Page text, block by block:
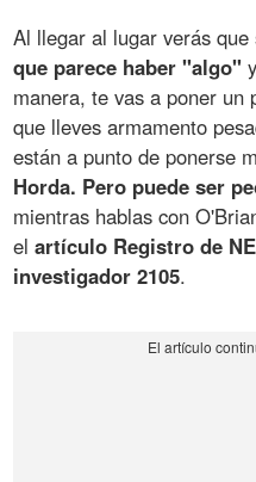
Al llegar al lugar verás
que parece haber "algo"
manera, te vas a poner un
que lleves armamento
están a punto de ponerse
Horda. Pero puede ser
mientras hablas con
elartículo Registro de
investigador 2105.